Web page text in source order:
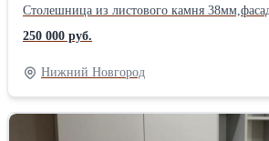
Столешница из листового камня
покрытием с современной фрезеровкой.
#мебельназаказвнижнем
#современнаякухня #сераякухня
образнякухня
250 000 руб.
Нижний Новгород